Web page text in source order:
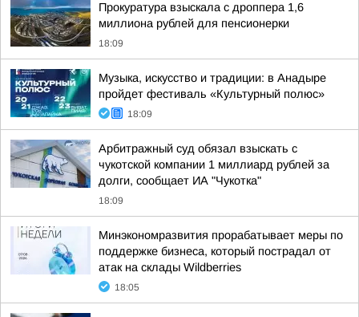
Прокуратура взыскала с дроппера 1,6
миллиона рублей для пенсионерки
18:09
Музыка, искусство и традиции: в Анадыре
пройдет фестиваль «Культурный полюс»
18:09
Арбитражный суд обязал взыскать с
чукотской компании 1 миллиард рублей за
долги, сообщает ИА "Чукотка"
18:09
Минэкономразвития прорабатывает меры по
поддержке бизнеса, который пострадал от
атак на склады Wildberries
18:05